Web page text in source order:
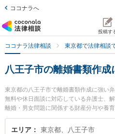
ココナラへ
投稿す
ココナラ法律相談 東京都で法律相談
八王子市の離婚書類作成
東京都の八王子市で離婚書類作成に強い
無料や休日面談に対応している弁護士、
離婚・男女問題に関係する財産分与や養
み検索もでき便利です。特にベリーベス
祐美弁護士やベリーベスト法律事務所 八
エリア 東京都、八王子市